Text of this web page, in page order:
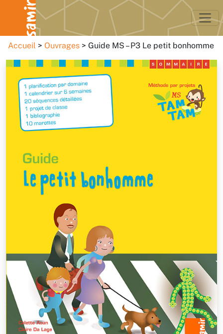
Accueil Ouvrages Guide MS – P3 Le petit bonhomme